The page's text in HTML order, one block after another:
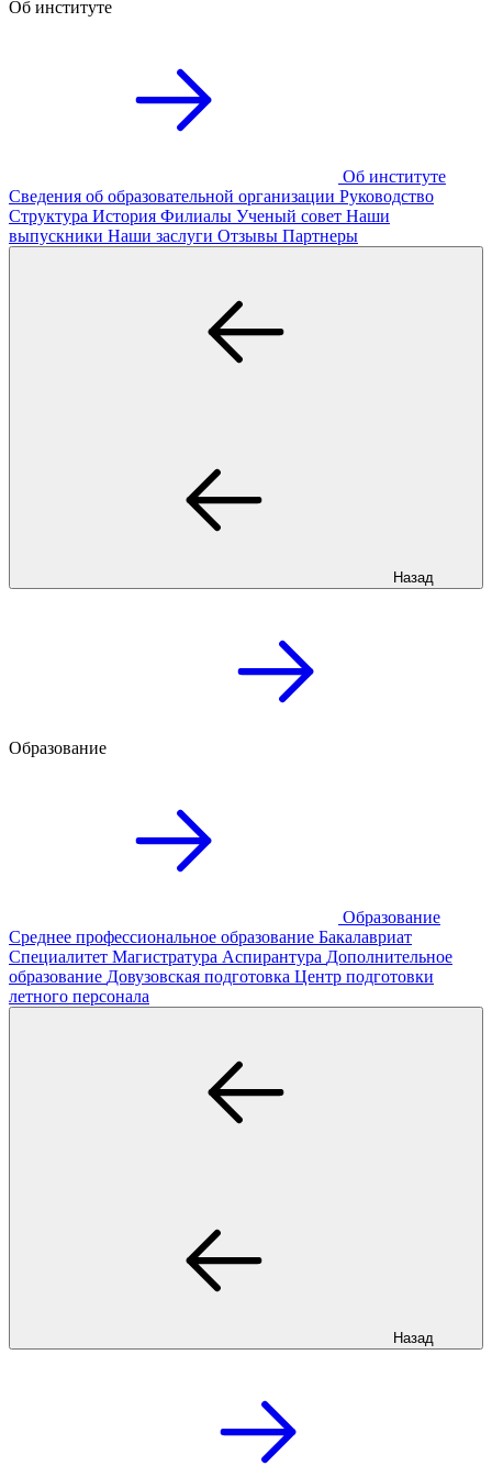
Об институте
Об институте
Сведения об образовательной организации Руководство
Структура История Филиалы Ученый совет Наши
выпускники Наши заслуги Отзывы Партнеры
Назад
Образование
Образование
Среднее профессиональное образование Бакалавриат
Специалитет Магистратура Аспирантура Дополнительное
образование Довузовская подготовка Центр подготовки
летного персонала
Назад